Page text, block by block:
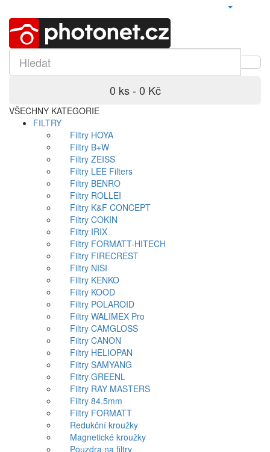
0 ks - 0 Kč
VŠECHNY KATEGORIE
FILTRY
Filtry HOYA
Filtry B+W
Filtry ZEISS
Filtry LEE Filters
Filtry BENRO
Filtry ROLLEI
Filtry K&F CONCEPT
Filtry COKIN
Filtry IRIX
Filtry FORMATT-HITECH
Filtry FIRECREST
Filtry NISI
Filtry KENKO
Filtry KOOD
Filtry POLAROID
Filtry WALIMEX Pro
Filtry CAMGLOSS
Filtry CANON
Filtry HELIOPAN
Filtry SAMYANG
Filtry GREENL
Filtry RAY MASTERS
Filtry 84.5mm
Filtry FORMATT
Redukční kroužky
Magnetické kroužky
Pouzdra na filtry